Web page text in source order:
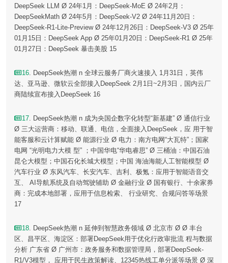
DeepSeek LLM Ø 24年1月：DeepSeek-MoE Ø 24年2月：
DeepSeekMath Ø 24年5月：DeepSeek-V2 Ø 24年11月20日：
DeepSeek-R1-Lite-Preview Ø 24年12月26日：DeepSeek-V3 Ø 25年
01月15日：DeepSeek App Ø 25年01月20日：DeepSeek-R1 Ø 25年
01月27日：DeepSeek 暴击美股 15
16. DeepSeek热潮 n 全球云服务厂商火速接入 1月31日，英伟
达、亚马逊、微软云全部接入DeepSeek 2月1日~2月3日，国内云厂
商陆续宣布接入DeepSeek 16
17. DeepSeek热潮 n 成为央国企数字化转型“新基建” Ø 通信行业
Ø 三大运营商：移动、联通、电信，全面接入DeepSeek，应 用于智
能客服和云计算赋能 Ø 能源行业 Ø 电力：南方电网“大瓦特”；国家
电网 “光明电力大模 型” ；中国华电“华电睿思” Ø 三桶油：中国石油
昆仑大模型；中国石化长城大模型；中国 海油海能人工智能模型 Ø
汽车行业 Ø 东风汽车、长安汽车、吉利、极氪：应用于智能语音交
互、 AI导航系统及自动驾驶辅助 Ø 金融行业 Ø 国有银行、十余家券
商：完成本地部署，应用于信息检索、 行业研究、合规问答等场景
17
18. DeepSeek热潮 n 延伸到智慧政务领域 Ø 北京市 Ø Ø 丰台
区、昌平区、海淀区：部署DeepSeek用于优化行政审批流 程与数据
分析 广东省 Ø 广州市：政务服务和数据管理局，部署DeepSeek-
R1/V3模型， 应用于民生政策解读、12345热线工单分派等场景 Ø 深